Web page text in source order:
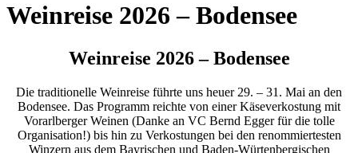
Weinreise 2026 – Bodensee
Weinreise 2026 – Bodensee
Die traditionelle Weinreise führte uns heuer 29. – 31. Mai an den
Bodensee. Das Programm reichte von einer Käseverkostung mit
Vorarlberger Weinen (Danke an VC Bernd Egger für die tolle
Organisation!) bis hin zu Verkostungen bei den renommiertesten
Winzern aus dem Bayrischen und Baden-Würtenbergischen